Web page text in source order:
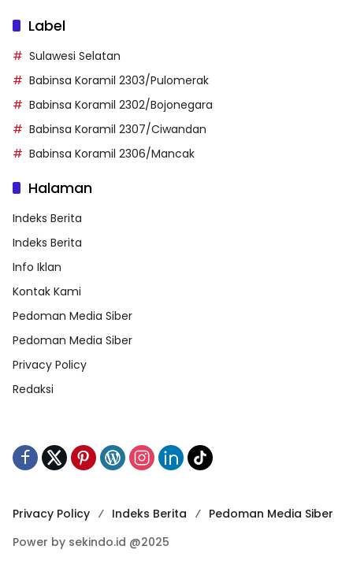
Label
Sulawesi Selatan
Babinsa Koramil 2303/Pulomerak
Babinsa Koramil 2302/Bojonegara
Babinsa Koramil 2307/Ciwandan
Babinsa Koramil 2306/Mancak
Halaman
Indeks Berita
Indeks Berita
Info Iklan
Kontak Kami
Pedoman Media Siber
Pedoman Media Siber
Privacy Policy
Redaksi
Privacy Policy Indeks Berita
Pedoman Media Siber
Power by sekindo.id @2025